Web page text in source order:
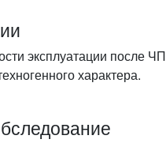
эксплуатации после ЧП
характера.